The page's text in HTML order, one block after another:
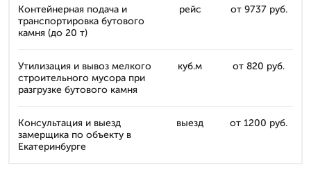
Контейнерная подача и
транспортировка бутового
камня (до 20 т)
рейс от 9737 руб.
Утилизация и вывоз мелкого
строительного мусора при
разгрузке бутового камня
куб.м от 820 руб.
Консультация и выезд
замерщика по объекту в
Екатеринбурге
выезд от 1200 руб.